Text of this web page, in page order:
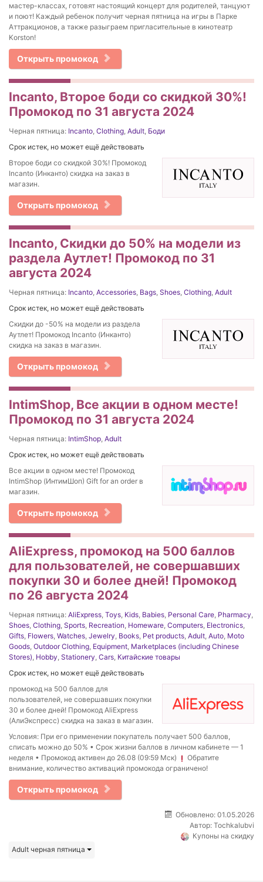
мастер-классах, готовят настоящий концерт для родителей, танцуют
и поют! Каждый ребенок получит черная пятница на игры в Парке
Аттракционов, а также разыграем пригласительные в кинотеатр
Korston!
Открыть промокод
Incanto, Второе боди со скидкой 30%!
Промокод по 31 августа 2024
Черная пятница: Incanto, Clothing, Adult, Боди
Срок истек, но может ещё действовать
Второе боди со скидкой 30%! Промокод
Incanto (Инканто) скидка на заказ в
магазин.
Открыть промокод
Incanto, Скидки до 50% на модели из
раздела Аутлет! Промокод по 31
августа 2024
Черная пятница: Incanto, Accessories, Bags, Shoes, Clothing, Adult
Срок истек, но может ещё действовать
Скидки до -50% на модели из раздела
Аутлет! Промокод Incanto (Инканто)
скидка на заказ в магазин.
Открыть промокод
IntimShop, Все акции в одном месте!
Промокод по 31 августа 2024
Черная пятница: IntimShop, Adult
Срок истек, но может ещё действовать
Все акции в одном месте! Промокод
IntimShop (ИнтимШоп) Gift for an order в
магазин.
Открыть промокод
AliExpress, промокод на 500 баллов
для пользователей, не совершавших
покупки 30 и более дней! Промокод
по 26 августа 2024
Черная пятница: AliExpress, Toys, Kids, Babies, Personal Care, Pharmacy,
Shoes, Clothing, Sports, Recreation, Homeware, Computers, Electronics,
Gifts, Flowers, Watches, Jewelry, Books, Pet products, Adult, Auto, Moto
Goods, Outdoor Clothing, Equipment, Marketplaces (including Chinese
Stores), Hobby, Stationery, Cars, Китайские товары
Срок истек, но может ещё действовать
промокод на 500 баллов для
пользователей, не совершавших покупки
30 и более дней! Промокод AliExpress
(АлиЭкспресс) скидка на заказ в магазин.
Условия: При его применении покупатель получает 500 баллов,
списать можно до 50% • Срок жизни баллов в личном кабинете — 1
неделя • Промокод активен до 26.08 (09:59 Мск)
Обратите
внимание, количество активаций промокода ограничено!
Открыть промокод
Обновлено: 01.05.2026
Автор: Tochkalubvi
Купоны на скидку
Adult черная пятница